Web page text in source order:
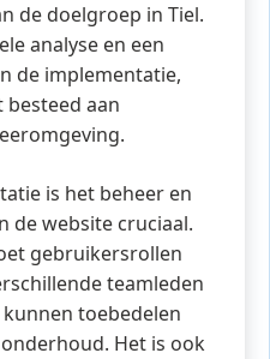
de doelgroep in Tiel.
analyse en een
de implementatie,
aan
is het beheer en
de website cruciaal.
gebruikersrollen
teamleden
toebedelen
Het is ook